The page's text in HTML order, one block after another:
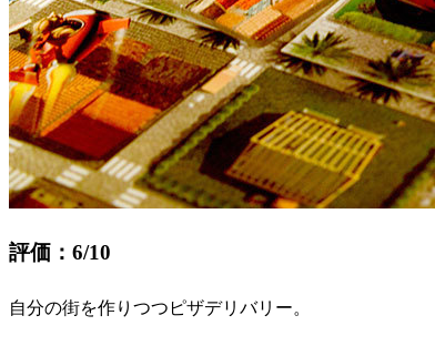
評価：6/10
自分の街を作りつつピザデリバリー。